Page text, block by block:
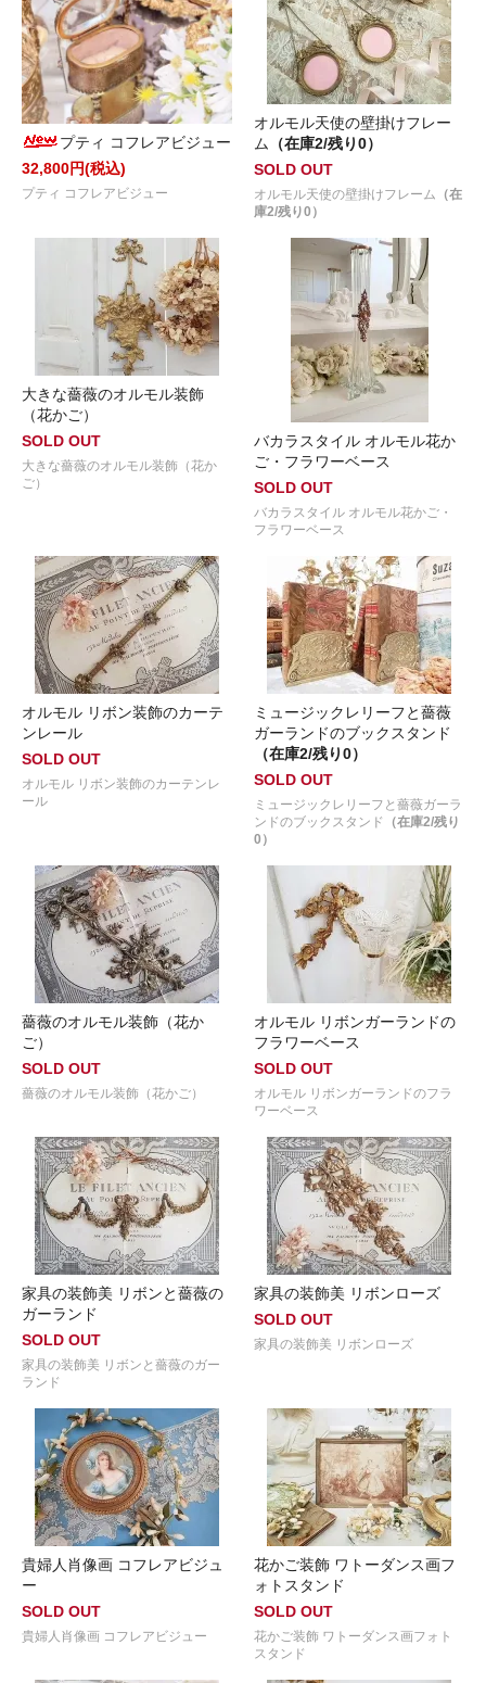
プティ コフレアビジュー
32,800円(税込)
プティ コフレアビジュー
オルモル天使の壁掛けフレー
ム
（在庫2/残り0）
SOLD OUT
オルモル天使の壁掛けフレーム
（在
庫2/残り0）
大きな薔薇のオルモル装飾
（花かご）
SOLD OUT
大きな薔薇のオルモル装飾（花か
ご）
バカラスタイル オルモル花か
ご・フラワーベース
SOLD OUT
バカラスタイル オルモル花かご・
フラワーベース
オルモル リボン装飾のカーテ
ンレール
SOLD OUT
オルモル リボン装飾のカーテンレ
ール
ミュージックレリーフと薔薇
ガーランドのブックスタンド
（在庫2/残り0）
SOLD OUT
ミュージックレリーフと薔薇ガーラ
ンドのブックスタンド
（在庫2/残り
0）
薔薇のオルモル装飾（花か
ご）
SOLD OUT
薔薇のオルモル装飾（花かご）
オルモル リボンガーランドの
フラワーベース
SOLD OUT
オルモル リボンガーランドのフラ
ワーベース
家具の装飾美 リボンと薔薇の
ガーランド
SOLD OUT
家具の装飾美 リボンと薔薇のガー
ランド
家具の装飾美 リボンローズ
SOLD OUT
家具の装飾美 リボンローズ
貴婦人肖像画 コフレアビジュ
ー
SOLD OUT
貴婦人肖像画 コフレアビジュー
花かご装飾 ワトーダンス画フ
ォトスタンド
SOLD OUT
花かご装飾 ワトーダンス画フォト
スタンド